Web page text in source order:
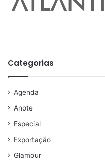
Categorias
Agenda
Anote
Especial
Exportação
Glamour